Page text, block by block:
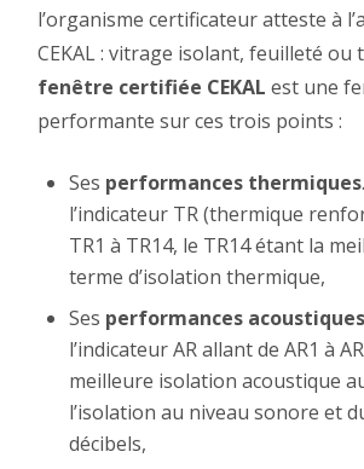
l’organisme certificateur atteste à
CEKAL : vitrage isolant, feuilleté ou
fenêtre certifiée CEKAL est une
performante sur ces trois points :
Ses performances thermiques
l’indicateur TR (thermique
TR1 à TR14, le TR14 étant la
terme d’isolation thermique,
Ses performances acoustiques
l’indicateur AR allant de AR1 à
meilleure isolation acoustique
l’isolation au niveau sonore et
décibels,